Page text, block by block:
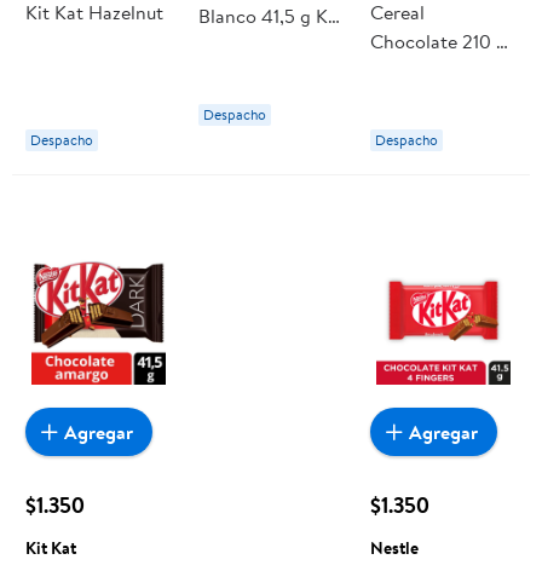
Kit Kat Hazelnut
Despacho
Blanco 41,5 g Kit
Despacho
Cereal
Chocolate 210 g
Despacho
$1.350
Kit Kat
Agregar
$1.350
Nestle
Agregar